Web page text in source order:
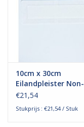
10cm x 30cm
Eilandpleister Non-
Woven
€21,54
Stukprijs : €21,54 / Stuk